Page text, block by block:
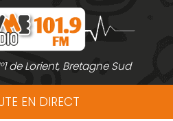
de Lorient, Bretagne Sud
EN DIRECT